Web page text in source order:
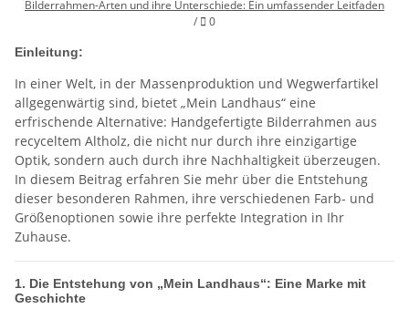
Bilderrahmen-Arten und ihre Unterschiede: Ein umfassender Leitfaden
/
Kommentare
0
Einleitung:
In einer Welt, in der Massenproduktion und Wegwerfartikel
allgegenwärtig sind, bietet „Mein Landhaus“ eine
erfrischende Alternative: Handgefertigte Bilderrahmen aus
recyceltem Altholz, die nicht nur durch ihre einzigartige
Optik, sondern auch durch ihre Nachhaltigkeit überzeugen.
In diesem Beitrag erfahren Sie mehr über die Entstehung
dieser besonderen Rahmen, ihre verschiedenen Farb- und
Größenoptionen sowie ihre perfekte Integration in Ihr
Zuhause.
1. Die Entstehung von „Mein Landhaus“: Eine Marke mit
Geschichte